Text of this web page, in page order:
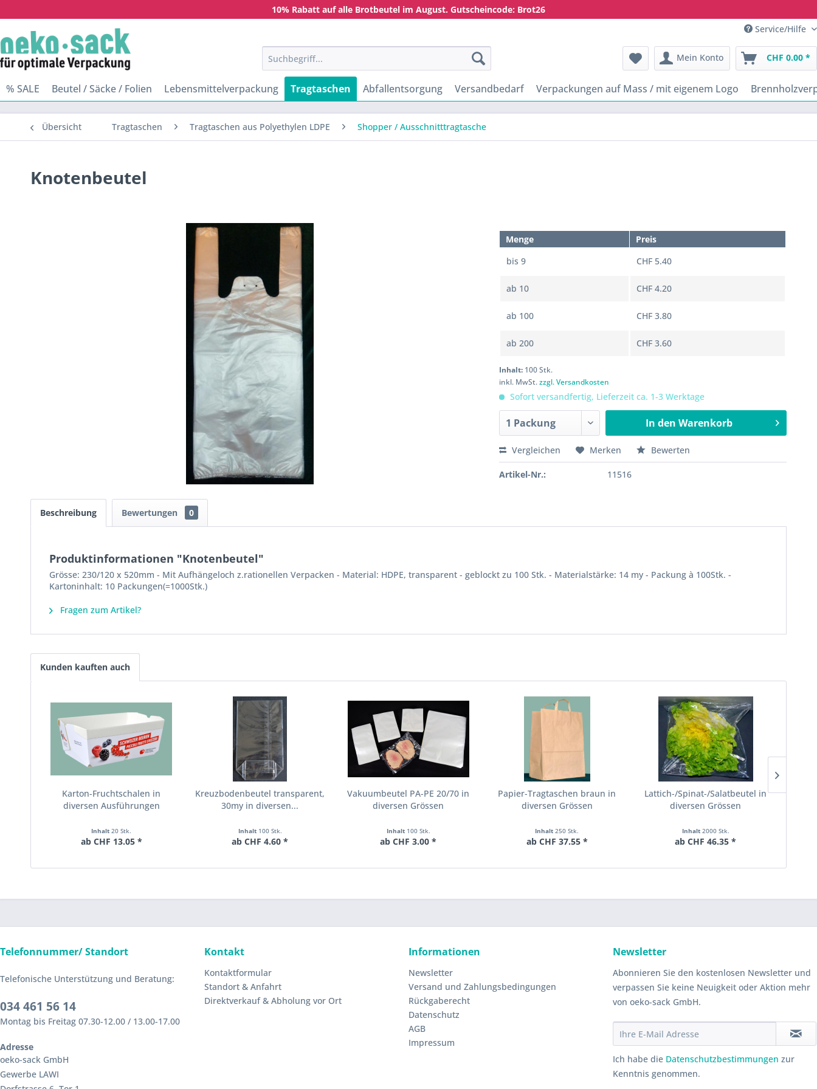
10% Rabatt auf alle Brotbeutel im August. Gutscheincode: Brot26
Service/Hilfe
Mein Konto CHF 0.00 *
% SALE Beutel / Säcke / Folien Lebensmittelverpackung Tragtaschen Abfallentsorgung Versandbedarf Verpackungen auf Mass / mit eigenem Logo
Übersicht Tragtaschen Tragtaschen aus Polyethylen LDPE Shopper / Ausschnitttragtasche
Knotenbeutel
Menge
Preis
bis9 CHF 5.40
ab 10 CHF 4.20
ab 100 CHF 3.80
ab200 CHF 3.60
Inhalt: 100 Stk.
inkl. MwSt.zzgl. Versandkosten
Sofort versandfertig, Lieferzeit ca. 1-3 Werktage
In den Warenkorb
Vergleichen Merken Bewerten
Artikel-Nr.: 11516
Beschreibung Bewertungen 0
Produktinformationen "Knotenbeutel"
Grösse: 230/120 x 520mm - Mit Aufhängeloch z.rationellen Verpacken - Material: HDPE, transparent - geblockt zu 100 Stk. - Materialstärke: 14 my - Packung à 100Stk. -
Kartoninhalt: 10 Packungen(=1000Stk.)
Fragen zum Artikel?
Kunden kauften auch
Karton-Fruchtschalen in
diversen Ausführungen
Inhalt20 Stk.
ab CHF 13.05 *
Kreuzbodenbeutel transparent,
30my in diversen...
Inhalt 100 Stk.
ab CHF 4.60 *
Vakuumbeutel PA-PE 20/70 in
diversen Grössen
Inhalt 100 Stk.
ab CHF 3.00 *
Papier-Tragtaschen braun in
diversen Grössen
Inhalt250 Stk.
ab CHF 37.55 *
Lattich-/Spinat-/Salatbeutel in
diversen Grössen
Inhalt 2000 Stk.
ab CHF 46.35 *
Telefonnummer/ Standort
Telefonische Unterstützung und Beratung:
034 461 56 14
Montag bis Freitag 07.30-12.00 / 13.00-17.00
Adresse
oeko-sack GmbH
Gewerbe LAWI
Kontakt
Kontaktformular
Standort & Anfahrt
Direktverkauf & Abholung vor Ort
Informationen
Newsletter
Versand und Zahlungsbedingungen
Rückgaberecht
Datenschutz
AGB
Impressum
Newsletter
Abonnieren Sie den kostenlosen Newsletter und
verpassen Sie keine Neuigkeit oder Aktion mehr
von oeko-sack GmbH.
Ich habe die Datenschutzbestimmungen zur
Kenntnis genommen.